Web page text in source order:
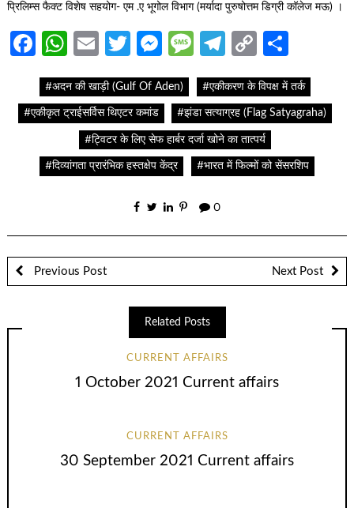
प्रिलिम्स फैक्ट विशेष सहयोग- एम .ए भूगोल विभाग (मर्यादा पुरुषोत्तम डिग्री कॉलेज मऊ) ।
Facebook
WhatsApp
EmailTwitter
Messenger
Message
Telegram
Copy
#अदन की खाड़ी (Gulf Of Aden) #एकीकरण के विपक्ष में तर्क
#एकीकृत ट्राईसर्विस थिएटर कमांड #झंडा सत्याग्रह (Flag Satyagraha)
#ट्विटर के लिए सेफ हार्बर दर्जा खोने का तात्पर्य
#दिव्यांगता प्रारंभिक हस्तक्षेप केंद्र #भारत में फिल्मों को सेंसरशिप
0
Previous Post Next Post
Related Posts
CURRENT AFFAIRS
1 October 2021 Current affairs
CURRENT AFFAIRS
30 September 2021 Current affairs